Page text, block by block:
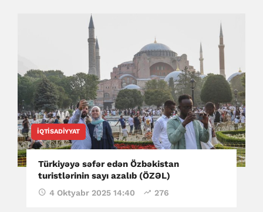
İQTISADIYYAT
Türkiyəyə səfər edən Özbəkistan
turistlərinin sayı azalıb (ÖZƏL)
4 Oktyabr 2025 14:40 276